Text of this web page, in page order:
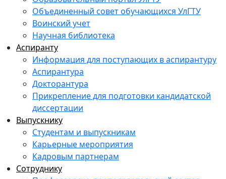
Объединенный совет обучающихся УлГТУ
Воинский учет
Научная библиотека
Аспиранту
Информация для поступающих в аспирантуру
Аспирантура
Докторантура
Прикрепление для подготовки кандидатской
диссертации
Выпускнику
Студентам и выпускникам
Карьерные мероприятия
Кадровым партнерам
Сотруднику